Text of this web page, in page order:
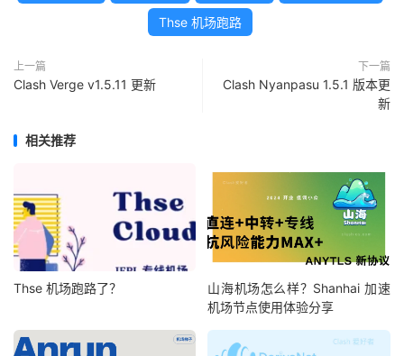
Thse 机场跑路
上一篇
Clash Verge v1.5.11 更新
下一篇
Clash Nyanpasu 1.5.1 版本更
新
相关推荐
Thse 机场跑路了？
山海机场怎么样？Shanhai 加速
机场节点使用体验分享